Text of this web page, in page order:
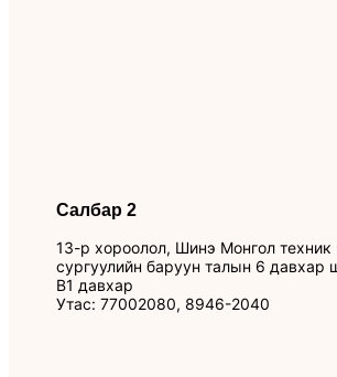
Салбар 2
13-р хороолол, Шинэ Монгол
сургуулийн баруун талын 6 давхар
B1 давхар
Утас: 77002080, 8946-2040